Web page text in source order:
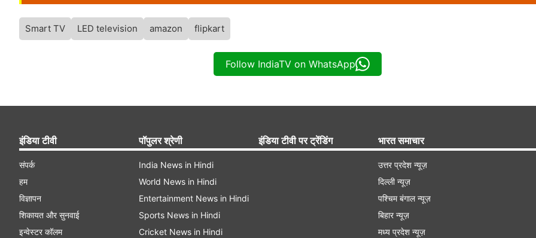
Smart TV LED television amazon flipkart
Follow IndiaTV on WhatsApp
इंडिया टीवी
संपर्क
हम
विज्ञापन
शिकायत और सुनवाई
इन्वेस्टर कॉलम
पॉपुलर श्रेणी
India News in Hindi
World News in Hindi
Entertainment News in Hindi
Sports News in Hindi
Cricket News in Hindi
इंडिया टीवी पर ट्रेंडिंग भारत समाचार
उत्तर प्रदेश न्यूज़
दिल्ली न्यूज़
पश्चिम बंगाल न्यूज़
बिहार न्यूज़
मध्य प्रदेश न्यूज़